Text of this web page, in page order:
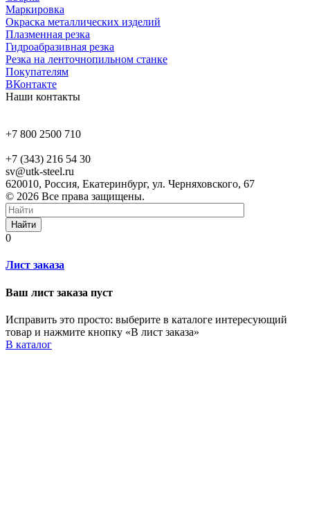
Маркировка
Окраска металлических изделий
Плазменная резка
Гидроабразивная резка
Резка на ленточнопильном станке
Покупателям
ВКонтакте
Наши контакты
+7 800 2500 710
+7 (343) 216 54 30
sv@utk-steel.ru
620010, Россия, Екатеринбург, ул. Черняховского, 67
© 2026 Все права защищены.
Найти
0
Лист заказа
Ваш лист заказа пуст
Исправить это просто: выберите в каталоге интересующий
товар и нажмите кнопку «В лист заказа»
В каталог